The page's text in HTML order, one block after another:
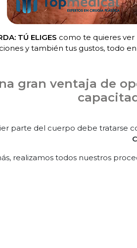
TÚ ELIGES como te quieres ver
y también tus gustos, todo
gran ventaja de
parte del cuerpo debe tratarse
realizamos todos nuestros